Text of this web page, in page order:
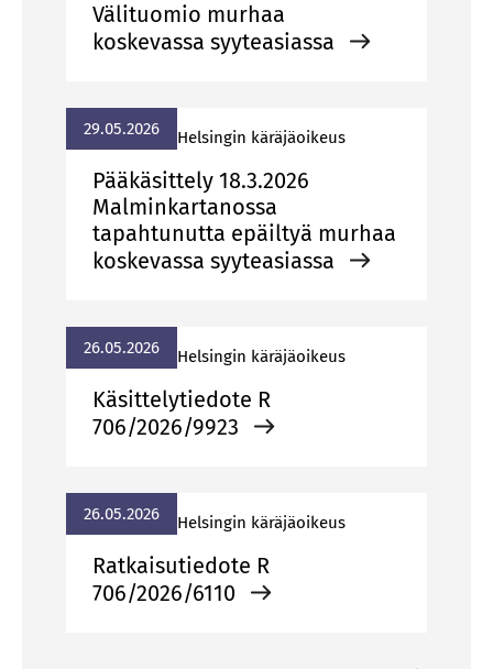
Välituomio murhaa
koskevassa syyteasiassa
29.05.2026 Hel­sin­gin kä­rä­jä­oi­keus
Pääkäsittely 18.3.2026
Malminkartanossa
tapahtunutta epäiltyä murhaa
koskevassa syyteasiassa
26.05.2026 Hel­sin­gin kä­rä­jä­oi­keus
Käsittelytiedote R
706/2026/9923
26.05.2026 Hel­sin­gin kä­rä­jä­oi­keus
Ratkaisutiedote R
706/2026/6110